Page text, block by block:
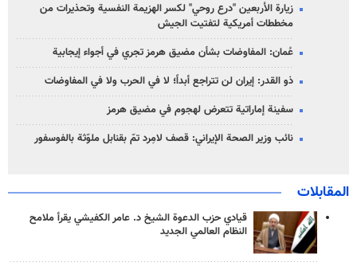
زيارة الأربعين "درع روحي" لكسر الهزيمة النفسية وتحذيرات من
مخططات أمريكية لتفتيت الجيش
عُمان: المفاوضات بشأن مضيق هرمز تجري في أجواء إيجابية
ذو القدر: إيران لن تتراجع أبداً؛ لا في الحرب ولا في المفاوضات
سفينة إماراتية تتعرض لهجوم في مضيق هرمز
نائب وزير الصحة الإيراني: قصف لامِرد تمّ بقنابل ملوّثة بالفوسفور
المقابلات
قيادي حزب الدعوة الشيخ د. عامر الكفيشي يقرأ ملامح
النظام العالمي الجديد